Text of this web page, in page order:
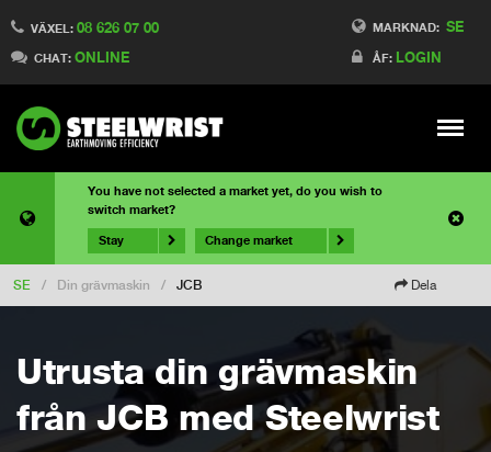
MARKNAD: SE
ÅF: LOGIN
VÄXEL: 08 626 07 00
CHAT: ONLINE
Meny
You have not selected a market yet, do you wish to
switch market?
Stay Change market
SE / Din grävmaskin / JCB Dela
Utrusta din grävmaskin
från JCB med Steelwrist